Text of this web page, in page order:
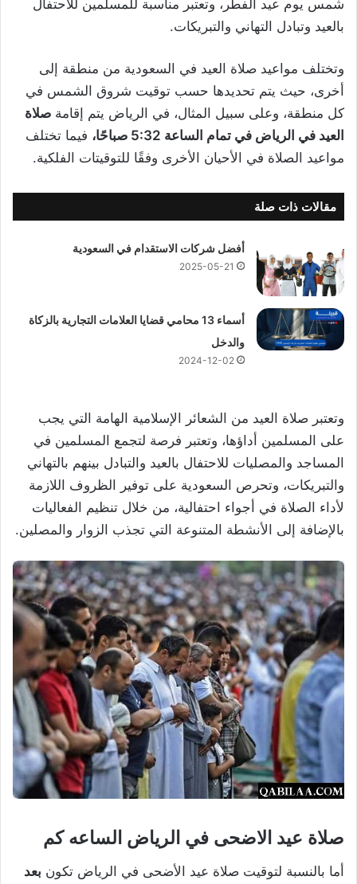
شمس يوم عيد الفطر، وتعتبر مناسبة للمسلمين للاحتفال
بالعيد وتبادل التهاني والتبريكات.
وتختلف مواعيد صلاة العيد في السعودية من منطقة إلى
أخرى، حيث يتم تحديدها حسب توقيت شروق الشمس في
كل منطقة، وعلى سبيل المثال، في الرياض يتم إقامة صلاة
العيد في الرياض في تمام الساعة 5:32 صباحًا،
فيما تختلف
مواعيد الصلاة في الأحيان الأخرى وفقًا للتوقيتات الفلكية.
مقالات ذات صلة
أفضل شركات الاستقدام في السعودية
2025-05-21
أسماء 13 محامي قضايا العلامات التجارية بالزكاة
والدخل
2024-12-02
وتعتبر صلاة العيد من الشعائر الإسلامية الهامة التي يجب
على المسلمين أداؤها، وتعتبر فرصة لتجمع المسلمين في
المساجد والمصليات للاحتفال بالعيد والتبادل بينهم بالتهاني
والتبريكات، وتحرص السعودية على توفير الظروف اللازمة
لأداء الصلاة في أجواء احتفالية، من خلال تنظيم الفعاليات
بالإضافة إلى الأنشطة المتنوعة التي تجذب الزوار والمصلين.
صلاة عيد الاضحى في الرياض الساعه كم
أما بالنسبة لتوقيت صلاة عيد الأضحى في الرياض تكون بعد